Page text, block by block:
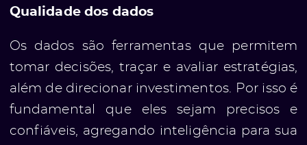
Qualidade dos dados
Os dados são ferramentas que permitem
tomar decisões, traçar e avaliar estratégias,
além de direcionar investimentos. Por isso é
fundamental que eles sejam precisos e
confiáveis, agregando inteligência para sua